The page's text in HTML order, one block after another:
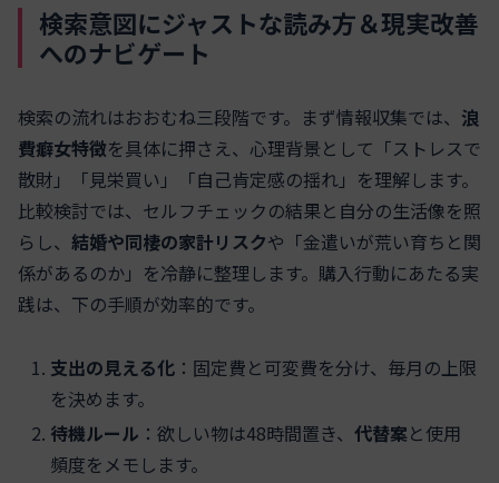
検索意図にジャストな読み方＆現実改善
へのナビゲート
検索の流れはおおむね三段階です。まず情報収集では、 浪
費癖女特徴を具体に押さえ、心理背景として「ストレスで
散財」「見栄買い」「自己肯定感の揺れ」を理解します。
比較検討では、セルフチェックの結果と自分の生活像を照
らし、 結婚や同棲の家計リスクや「金遣いが荒い育ちと関
係があるのか」を冷静に整理します。購入行動にあたる実
践は、下の手順が効率的です。
支出の見える化 ：固定費と可変費を分け、毎月の上限
を決めます。
待機ルール ：欲しい物は48時間置き、代替案と使用
頻度をメモします。